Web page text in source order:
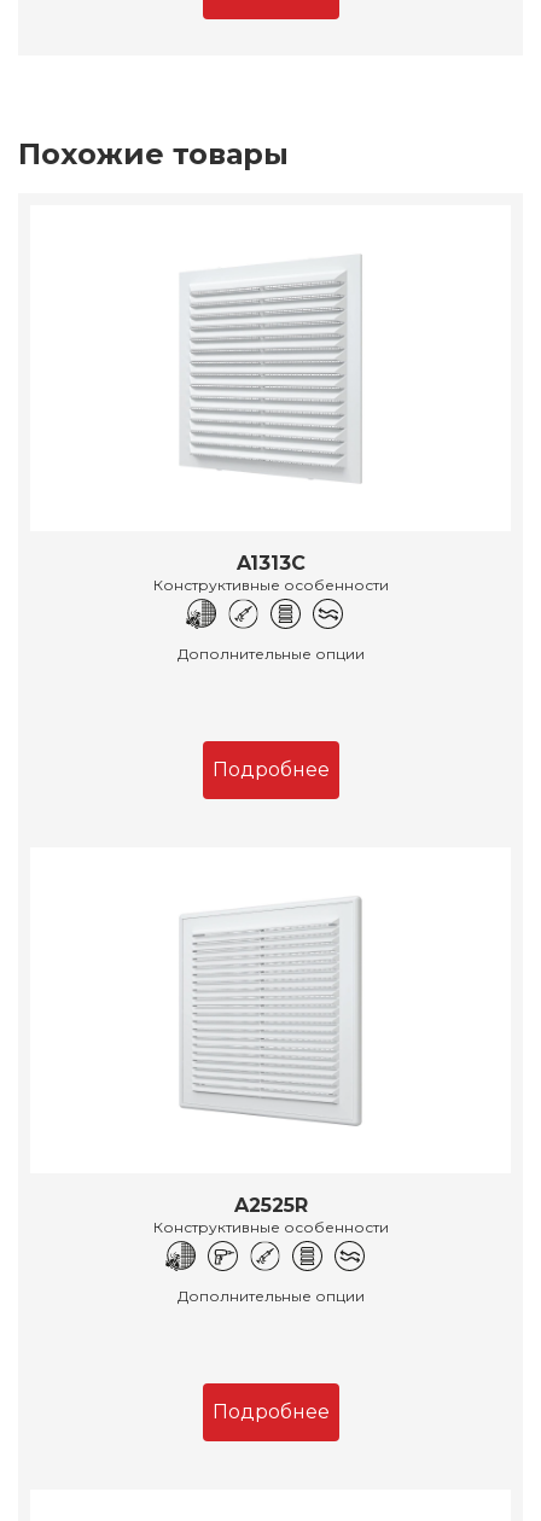
Похожие товары
A1313C
Конструктивные особенности
Дополнительные опции
Подробнее
A2525R
Конструктивные особенности
Дополнительные опции
Подробнее